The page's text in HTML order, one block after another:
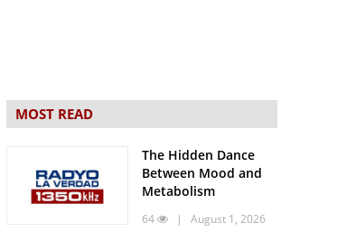
MOST READ
The Hidden Dance
Between Mood and
Metabolism
64 | August 1, 2026